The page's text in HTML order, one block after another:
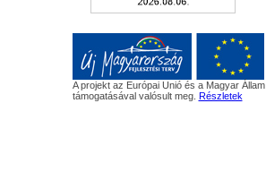
A projekt az Európai Unió és a Magyar Állam
támogatásával valósult meg. Részletek